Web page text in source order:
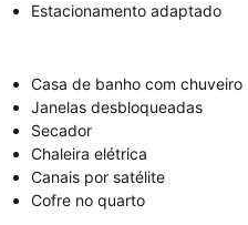
Estacionamento adaptado
Casa de banho com chuveiro
Janelas desbloqueadas
Secador
Chaleira elétrica
Canais por satélite
Cofre no quarto